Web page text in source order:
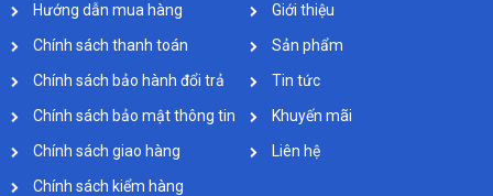
Hướng dẫn mua hàng
Chính sách thanh toán
Chính sách bảo hành đổi trả
Chính sách bảo mật thông tin
Chính sách giao hàng
Chính sách kiểm hàng
Giới thiệu
Sản phẩm
Tin tức
Khuyến mãi
Liên hệ